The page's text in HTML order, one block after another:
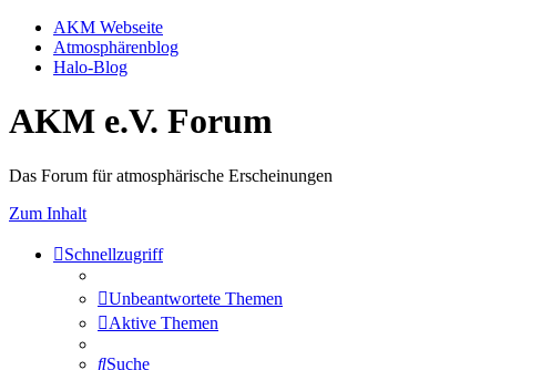
AKM Webseite
Atmosphärenblog
Halo-Blog
AKM e.V. Forum
Das Forum für atmosphärische Erscheinungen
Zum Inhalt
Schnellzugriff
Unbeantwortete Themen
Aktive Themen
Suche